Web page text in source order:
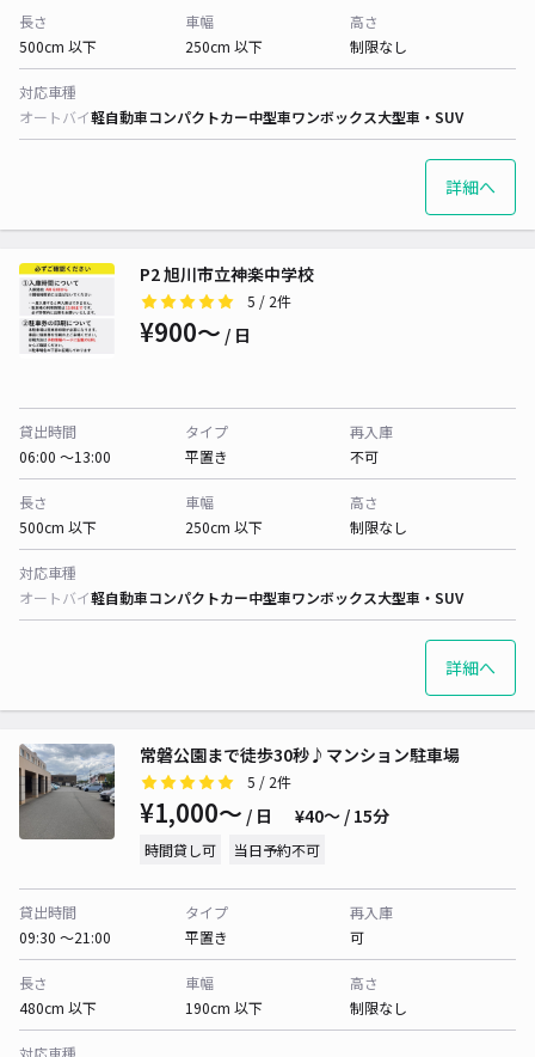
長さ
500cm 以下
車幅
250cm 以下
高さ
制限なし
対応車種
オートバイ軽自動車コンパクトカー中型車ワンボックス大型車・SUV
詳細へ
P2 旭川市立神楽中学校
5 / 2件
¥900〜 / 日
貸出時間
06:00 〜13:00
タイプ
平置き
再入庫
不可
長さ
500cm 以下
車幅
250cm 以下
高さ
制限なし
対応車種
オートバイ軽自動車コンパクトカー中型車ワンボックス大型車・SUV
詳細へ
常磐公園まで徒歩30秒♪マンション駐車場
5 / 2件
¥1,000〜 / 日 ¥40〜 / 15分
時間貸し可 当日予約不可
貸出時間
09:30 〜21:00
タイプ
平置き
再入庫
可
長さ
480cm 以下
車幅
190cm 以下
高さ
制限なし
対応車種